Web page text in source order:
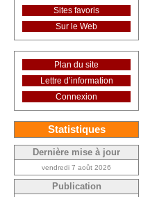
Sites favoris
Sur le Web
Plan du site
Lettre d’information
Connexion
Statistiques
Dernière mise à jour
vendredi 7 août 2026
Publication